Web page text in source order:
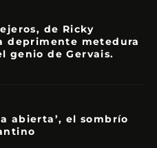
de Ricky
deprimente metedura
genio de Gervais.
abierta’, el sombrío